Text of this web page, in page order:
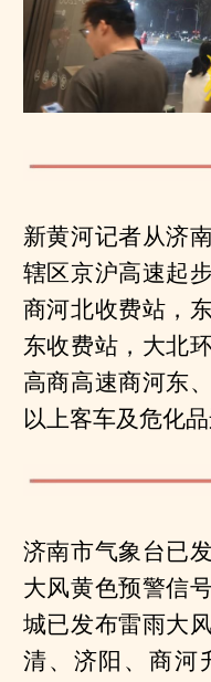
新黄河记者从济
辖区京沪高速起
商河北收费站，
东收费站，大北
高商高速商河东
以上客车及危化品
济南市气象台已
大风黄色预警信
城已发布雷雨大
清、济阳、商河